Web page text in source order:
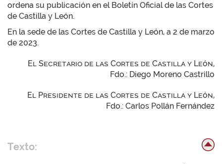
ordena su publicación en el Boletín Oficial de las Cortes
de Castilla y León.
En la sede de las Cortes de Castilla y León, a 2 de marzo
de 2023.
El Secretario de las Cortes de Castilla y León,
Fdo.: Diego Moreno Castrillo
El Presidente de las Cortes de Castilla y León,
Fdo.: Carlos Pollán Fernández
Texto: